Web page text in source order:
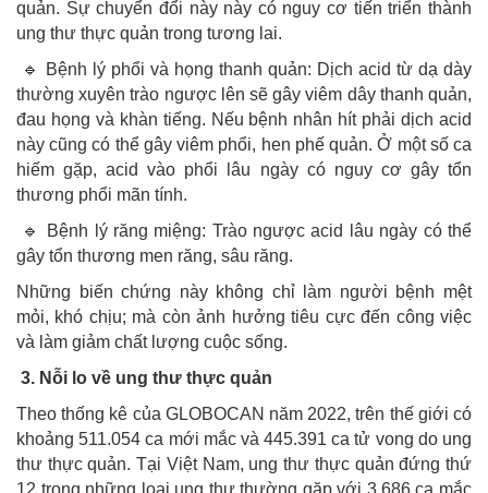
quản. Sự chuyển đổi này này có nguy cơ tiến triển thành
ung thư thực quản trong tương lai.
🔹 Bệnh lý phổi và họng thanh quản: Dịch acid từ dạ dày
thường xuyên trào ngược lên sẽ gây viêm dây thanh quản,
đau họng và khàn tiếng. Nếu bệnh nhân hít phải dịch acid
này cũng có thể gây viêm phổi, hen phế quản. Ở một số ca
hiếm gặp, acid vào phổi lâu ngày có nguy cơ gây tổn
thương phổi mãn tính.
🔹 Bệnh lý răng miệng: Trào ngược acid lâu ngày có thể
gây tổn thương men răng, sâu răng.
Những biến chứng này không chỉ làm người bệnh mệt
mỏi, khó chịu; mà còn ảnh hưởng tiêu cực đến công việc
và làm giảm chất lượng cuộc sống.
3. Nỗi lo về ung thư thực quản
Theo thống kê của GLOBOCAN năm 2022, trên thế giới có
khoảng 511.054 ca mới mắc và 445.391 ca tử vong do ung
thư thực quản. Tại Việt Nam, ung thư thực quản đứng thứ